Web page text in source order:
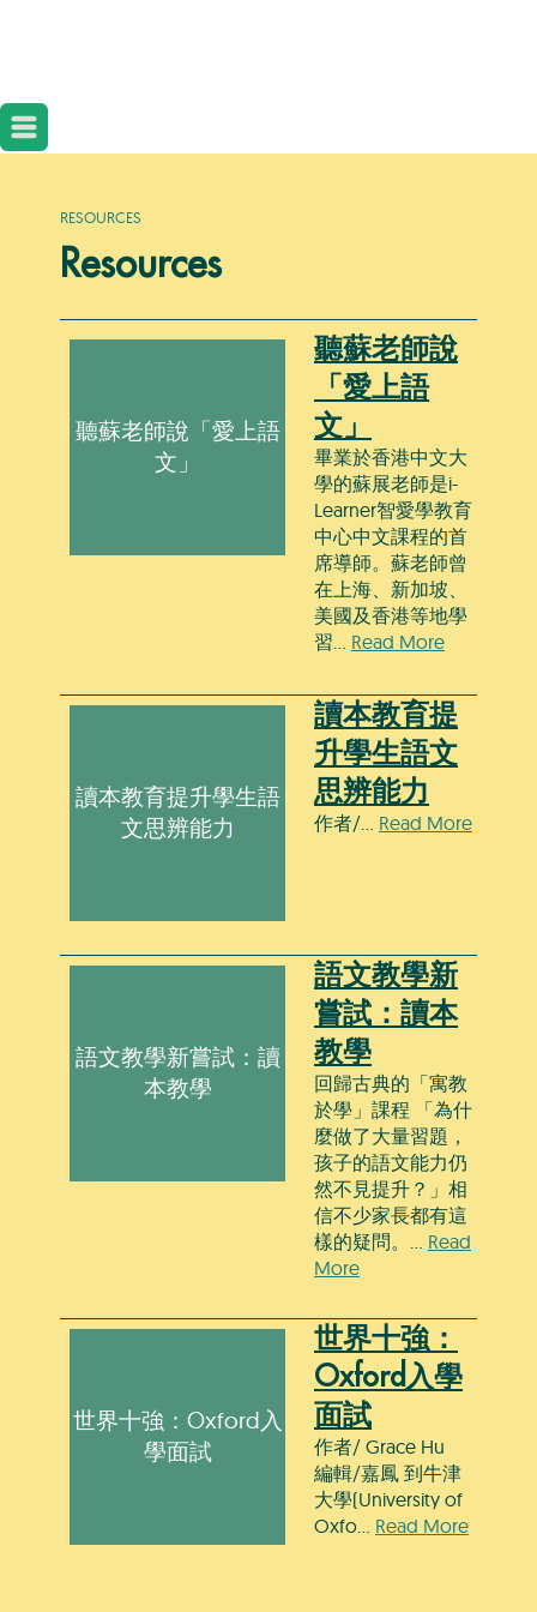
RESOURCES
Resources
聽蘇老師說「愛上語
文」
聽蘇老師說
「愛上語
文」
畢業於香港中文大
學的蘇展老師是i-
Learner智愛學教育
中心中文課程的首
席導師。蘇老師曾
在上海、新加坡、
美國及香港等地學
習… Read More
讀本教育提升學生語
文思辨能力
讀本教育提
升學生語文
思辨能力
作者/… Read More
語文教學新嘗試：讀
本教學
語文教學新
嘗試：讀本
教學
回歸古典的「寓教
於學」課程 「為什
麼做了大量習題，
孩子的語文能力仍
然不見提升？」相
信不少家長都有這
樣的疑問。… Read
More
世界十強：Oxford入
學面試
世界十強：
Oxford入學
面試
作者/ Grace Hu
編輯/嘉鳳 到牛津
大學(University of
Oxfo… Read More